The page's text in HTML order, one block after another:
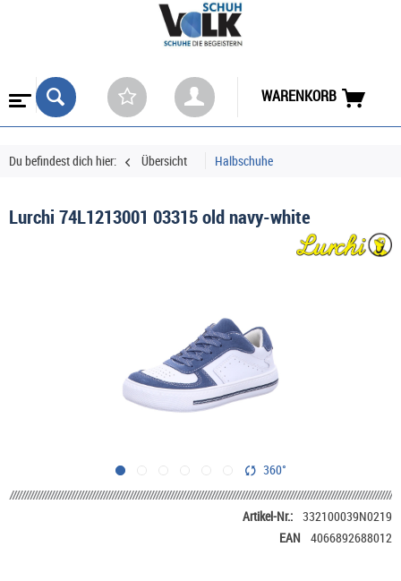
WARENKORB
Du befindest dich hier: Übersicht Halbschuhe
Lurchi 74L1213001 03315 old navy-white
360°
Artikel-Nr.: 332100039N0219
EAN
4066892688012